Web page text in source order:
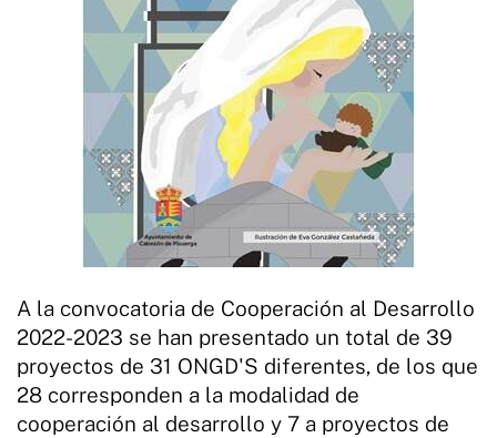
A la convocatoria de Cooperación al Desarrollo
2022-2023 se han presentado un total de 39
proyectos de 31 ONGD'S diferentes, de los que
28 corresponden a la modalidad de
cooperación al desarrollo y 7 a proyectos de